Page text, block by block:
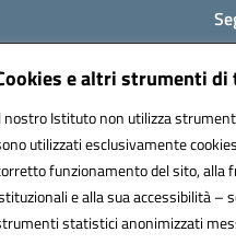
e altri strumenti di
nostro Istituto non utilizza
utilizzati esclusivamente
funzionamento del sito, alla
e alla sua accessibilità –
statistici anonimizzati